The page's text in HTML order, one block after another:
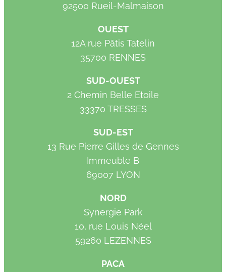
92500 Rueil-Malmaison
OUEST
12A rue Pâtis Tatelin
35700 RENNES
SUD-OUEST
2 Chemin Belle Etoile
33370 TRESSES
SUD-EST
13 Rue Pierre Gilles de Gennes
Immeuble B
69007 LYON
NORD
Synergie Park
10, rue Louis Néel
59260 LEZENNES
PACA